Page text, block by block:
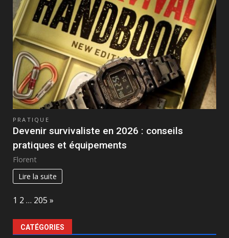
PRATIQUE
Devenir survivaliste en 2026 : conseils
pratiques et équipements
Florent
Lire la suite
Page:
1 2 … 205 Next
»
CATÉGORIES